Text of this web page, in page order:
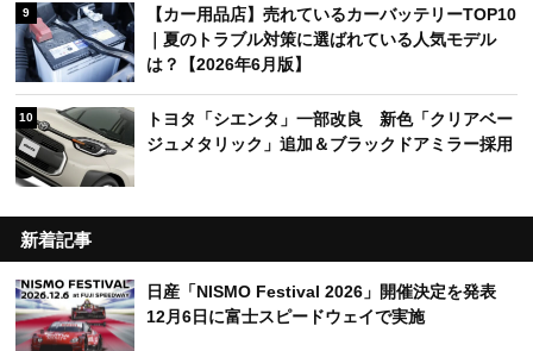
9
【カー用品店】売れているカーバッテリーTOP10
｜夏のトラブル対策に選ばれている人気モデル
は？【2026年6月版】
10
トヨタ「シエンタ」一部改良 新色「クリアベー
ジュメタリック」追加＆ブラックドアミラー採用
新着記事
日産「NISMO Festival 2026」開催決定を発表
12月6日に富士スピードウェイで実施